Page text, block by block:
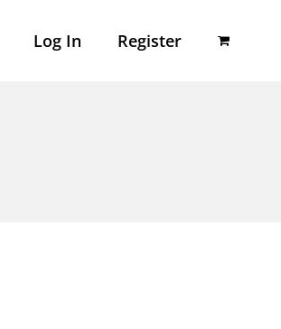
Log In Register